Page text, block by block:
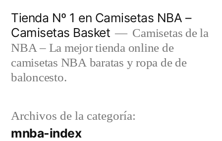
contenido
Tienda Nº 1 en Camisetas NBA –
Camisetas Basket
Camisetas de la
NBA – La mejor tienda online de
camisetas NBA baratas y ropa de de
baloncesto.
Archivos de la categoría:
mnba-index